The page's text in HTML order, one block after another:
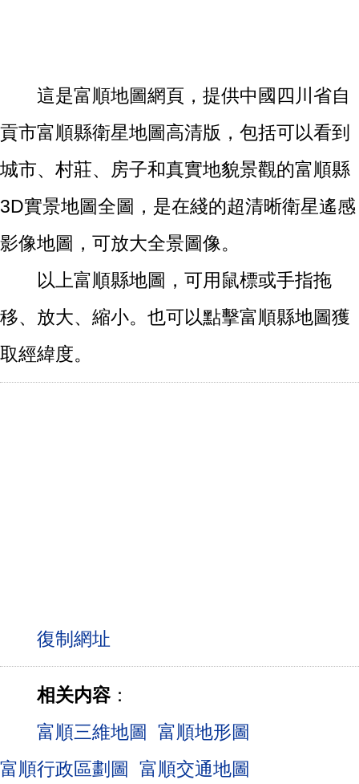
這是富順地圖網頁，提供中國四川省自
貢市富順縣衛星地圖高清版，包括可以看到
城市、村莊、房子和真實地貌景觀的富順縣
3D實景地圖全圖，是在綫的超清晰衛星遙感
影像地圖，可放大全景圖像。
以上富順縣地圖，可用鼠標或手指拖
移、放大、縮小。也可以點擊富順縣地圖獲
取經緯度。
相关内容：
富順三維地圖 富順地形圖
富順行政區劃圖 富順交通地圖